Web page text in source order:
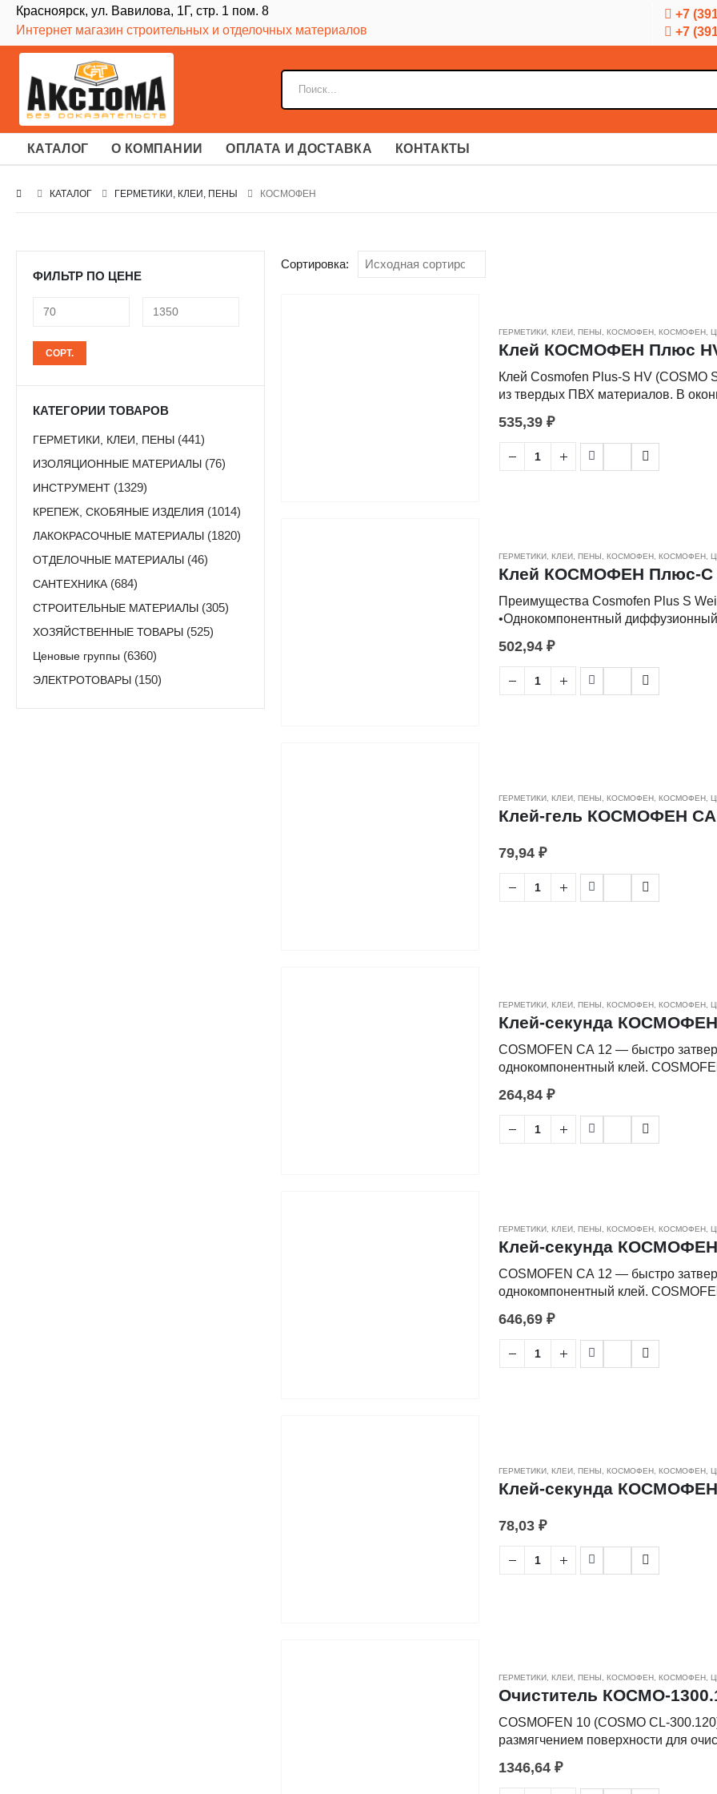
Красноярск, ул. Вавилова, 1Г, стр. 1 пом. 8
Интернет магазин строительных и отделочных материалов
+7
+7
КАТАЛОГ О КОМПАНИИ ОПЛАТА И ДОСТАВКА КОНТАКТЫ
КАТАЛОГ ГЕРМЕТИКИ, КЛЕИ, ПЕНЫ КОСМОФЕН
Сортировка:
ГЕРМЕТИКИ, КЛЕИ, ПЕНЫ, КОСМОФЕН, КОСМОФЕН,
Клей КОСМОФЕН Плюс
Клей Cosmofen Plus-S HV (COSMO
из твердых ПВХ материалов. В
(жалюзи, шторы).
Для склеивания конструкций из
производстве ярлыков для
цельных пенопластовых плит.
воздействию погодных условий.
Область применения
Поверхности из ПВХ, пластика,
пластика. Склеиваемые
535,39 ₽
ГЕРМЕТИКИ, КЛЕИ, ПЕНЫ, КОСМОФЕН, КОСМОФЕН,
Клей КОСМОФЕН Плюс-С
Преимущества Cosmofen Plus S
•Однокомпонентный диффузионный
высокопрочный шов (эффект
•Устойчив к атмосферным
•Хорошая способность
502,94 ₽
ГЕРМЕТИКИ, КЛЕИ, ПЕНЫ, КОСМОФЕН, КОСМОФЕН,
Клей-гель КОСМОФЕН CA
79,94 ₽
ГЕРМЕТИКИ, КЛЕИ, ПЕНЫ, КОСМОФЕН, КОСМОФЕН,
Клей-секунда КОСМОФЕН
COSMOFEN СА 12 — быстро
однокомпонентный клей.
оконным рамам, виниловых тканей,
металлов, кожи.
264,84 ₽
ГЕРМЕТИКИ, КЛЕИ, ПЕНЫ, КОСМОФЕН, КОСМОФЕН,
Клей-секунда КОСМОФЕН
COSMOFEN СА 12 — быстро
однокомпонентный клей.
оконным рамам, виниловых тканей,
металлов, кожи.
646,69 ₽
ГЕРМЕТИКИ, КЛЕИ, ПЕНЫ, КОСМОФЕН, КОСМОФЕН,
Клей-секунда КОСМОФЕН
78,03 ₽
ГЕРМЕТИКИ, КЛЕИ, ПЕНЫ, КОСМОФЕН, КОСМОФЕН,
Очиститель КОСМО-
COSMOFEN 10 (COSMO CL-
размягчением поверхности для
размягченного ПВХ и других
1346,64 ₽
ФИЛЬТР ПО ЦЕНЕ
Минимальная
Максимальная
СОРТ.
КАТЕГОРИИ ТОВАРОВ
ГЕРМЕТИКИ, КЛЕИ, ПЕНЫ (441)
ИЗОЛЯЦИОННЫЕ МАТЕРИАЛЫ (76)
ИНСТРУМЕНТ (1329)
КРЕПЕЖ, СКОБЯНЫЕ ИЗДЕЛИЯ (1014)
ЛАКОКРАСОЧНЫЕ МАТЕРИАЛЫ (1820)
ОТДЕЛОЧНЫЕ МАТЕРИАЛЫ (46)
САНТЕХНИКА (684)
СТРОИТЕЛЬНЫЕ МАТЕРИАЛЫ (305)
ХОЗЯЙСТВЕННЫЕ ТОВАРЫ (525)
Ценовые группы (6360)
ЭЛЕКТРОТОВАРЫ (150)